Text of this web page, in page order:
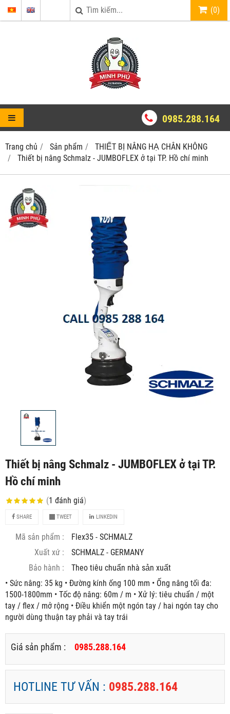
(0)
0985.288.164
Trang chủ Sản phẩm
THIẾT BỊ NÂNG HẠ CHÂN KHÔNG
Thiết bị nâng Schmalz - JUMBOFLEX ở tại TP. Hồ chí minh
Thiết bị nâng Schmalz - JUMBOFLEX ở tại TP.
Hồ chí minh
(1 đánh giá)
SHARE TWEET LINKEDIN
Mã sản phẩm :
Flex35 - SCHMALZ
Xuất xứ :
SCHMALZ - GERMANY
Bảo hành :
Theo tiêu chuẩn nhà sản xuất
• Sức nâng: 35 kg • Đường kính ống 100 mm • Ống nâng tối đa:
1500-1800mm • Tốc độ nâng: 60m / m • Xử lý: tiêu chuẩn / một
tay / flex / mở rộng • Điều khiển một ngón tay / hai ngón tay cho
người dùng thuận tay phải và tay trái
Giá sản phẩm : 0985.288.164
HOTLINE TƯ VẤN : 0985.288.164